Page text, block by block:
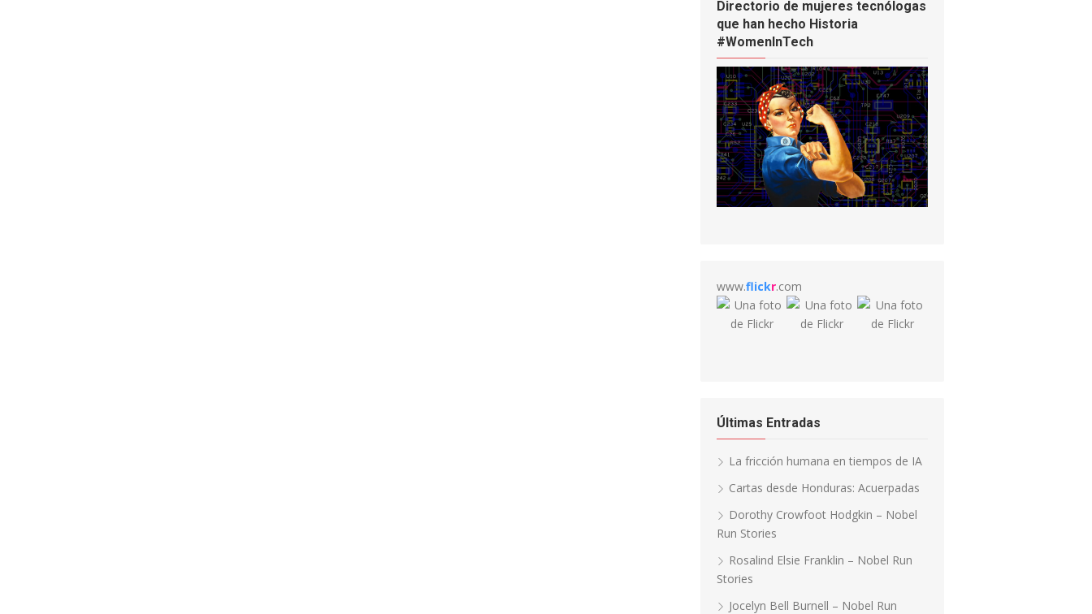
Directorio de mujeres tecnólogas
que han hecho Historia
#WomenInTech
www.flickr.com
Últimas Entradas
La fricción humana en tiempos de IA
Cartas desde Honduras: Acuerpadas
Dorothy Crowfoot Hodgkin – Nobel
Run Stories
Rosalind Elsie Franklin – Nobel Run
Stories
Jocelyn Bell Burnell – Nobel Run